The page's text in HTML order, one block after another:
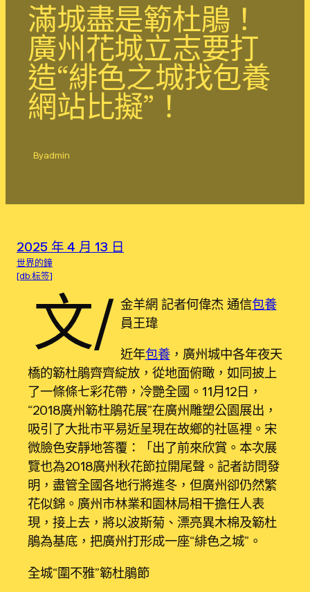
滿城盡是簕杜鵑！
廣州花城立志要打
造“緋色之城找包養
網站比擬”！
Byadmin
2025 年 4 月 13 日
世界的鐘
[db:标签]
文/ 金羊網 記者何偉杰 通信包養
員王瑋
近年包養，廣州城中各年夜天
橋的簕杜鵑齊齊綻放，從地面俯瞰，如同披上
了一條條七彩花帶，冷艷全國。11月12日，
“2018廣州簕杜鵑花展”在廣州雕塑公園展出，
吸引了大批市平易近呈現在故鄉的社區裡。宋
微臉色安靜地答覆：「出了前來欣賞。本次展
覽也為2018廣州秋花節拉開尾聲。記者訪問發
明，盡管全國各地行將進冬，但廣州卻仍然繁
花似錦。廣州市林業和園林局相干擔任人表
現，接上去，將以波斯菊、漂亮異木棉及簕杜
鵑為基底，把廣州打形成一座“緋色之城”。
全城“圍不雅”簕杜鵑節